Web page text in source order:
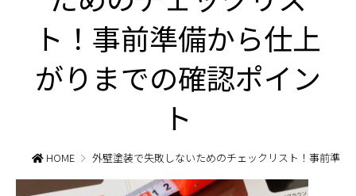
ト！事前準備から仕上
がりまでの確認ポイン
ト
HOME 外壁塗装で失敗しないためのチェックリスト！事前準